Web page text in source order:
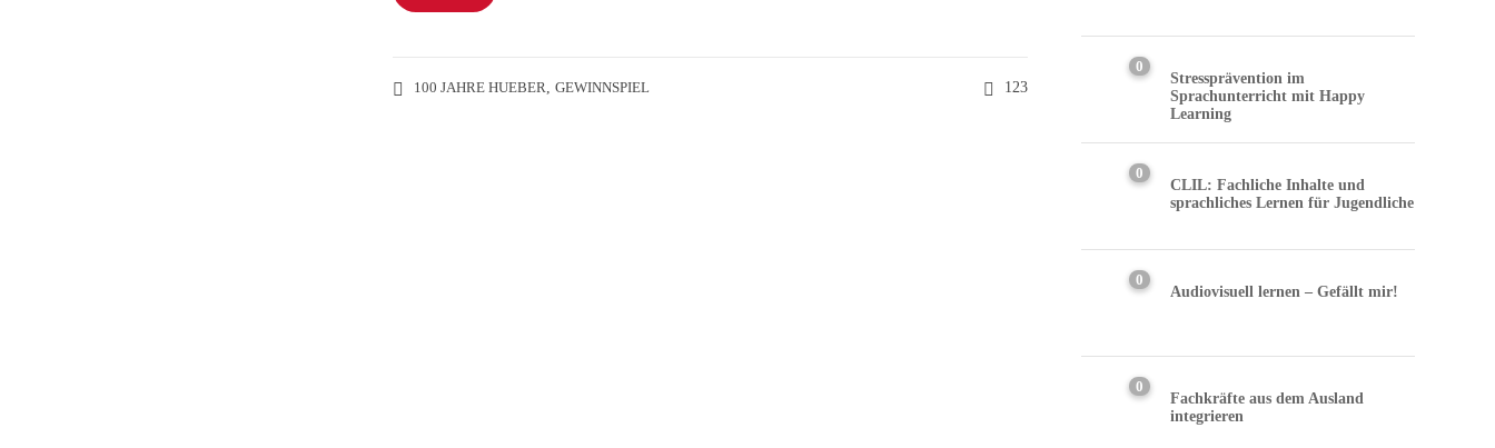
100 JAHRE HUEBER,GEWINNSPIEL 123
0
Stressprävention im
Sprachunterricht mit Happy
Learning
0
CLIL: Fachliche Inhalte und
sprachliches Lernen für Jugendliche
0
Audiovisuell lernen – Gefällt mir!
0
Fachkräfte aus dem Ausland
integrieren